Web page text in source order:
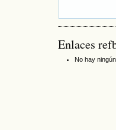
Enlaces
No hay